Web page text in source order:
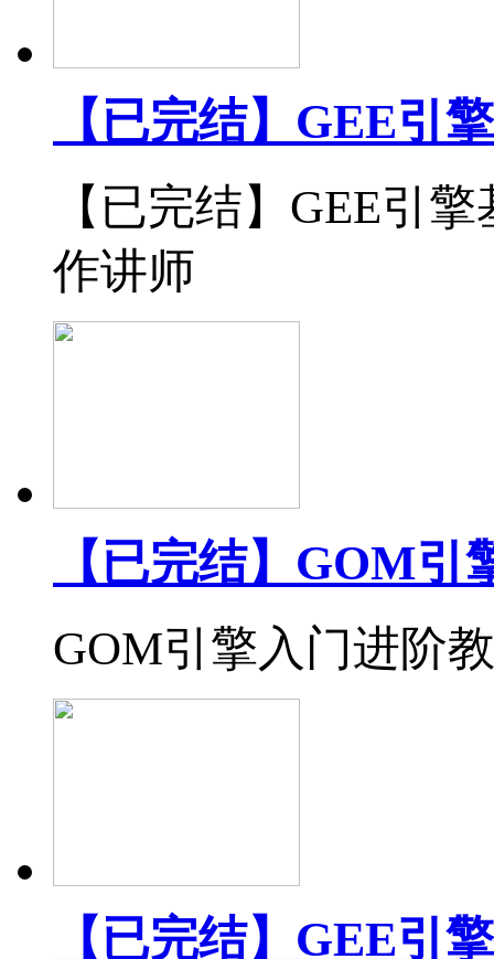
【已完结】GEE引
【已完结】GEE引
作讲师
【已完结】GOM引
GOM引擎入门进阶
【已完结】GEE引